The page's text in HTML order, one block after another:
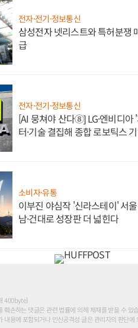
전자·전기·정보통신
삼성전자 넷리스트와 특허분쟁
급
전자·전기·정보통신
[AI 뭉쳐야 산다⑧] LG·엔비디아
터·기술 결집해 종합 로보틱스
소비자·유통
이부진 야심작 '신라스테이' 서
남·건대로 성장판 더 넓힌다
400byte)
손하는 댓글은 관련 법률에 의해 제재를 받을 수 있
내용에 포함되거나 인신공격성 글은 관리자의 판단에